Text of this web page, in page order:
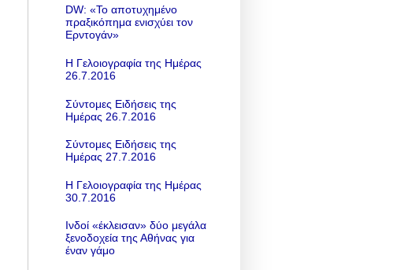
DW: «To αποτυχημένο
πραξικόπημα ενισχύει τον
Ερντογάν»
Η Γελοιογραφία της Ημέρας
26.7.2016
Σύντομες Ειδήσεις της
Ημέρας 26.7.2016
Σύντομες Ειδήσεις της
Ημέρας 27.7.2016
Η Γελοιογραφία της Ημέρας
30.7.2016
Ινδοί «έκλεισαν» δύο μεγάλα
ξενοδοχεία της Αθήνας για
έναν γάμο